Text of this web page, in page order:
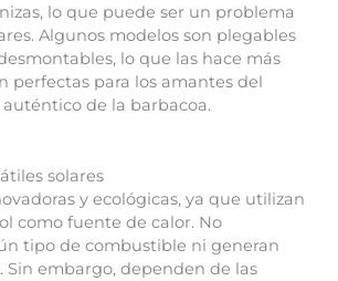
lo que puede ser un problema
Algunos modelos son plegables
lo que las hace más
perfectas para los amantes del
de la barbacoa.
solares
y ecológicas, ya que utilizan
como fuente de calor. No
tipo de combustible ni generan
Sin embargo, dependen de las